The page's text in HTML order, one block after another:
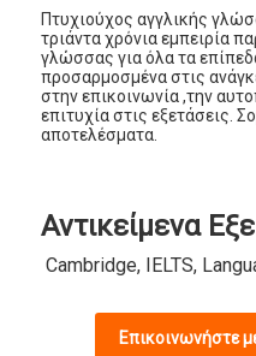
Πτυχιούχος αγγλικής
τριάντα χρόνια εμπειρία
γλώσσας για όλα τα
προσαρμοσμένα στις
στην επικοινωνία ,την
επιτυχία στις εξετάσεις.
αποτελέσματα.
Αντικείμενα
Cambridge, IELTS,
Επικοινωνήστε